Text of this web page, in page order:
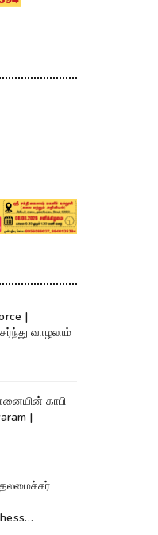
|
வாழலாம்
காபி
|